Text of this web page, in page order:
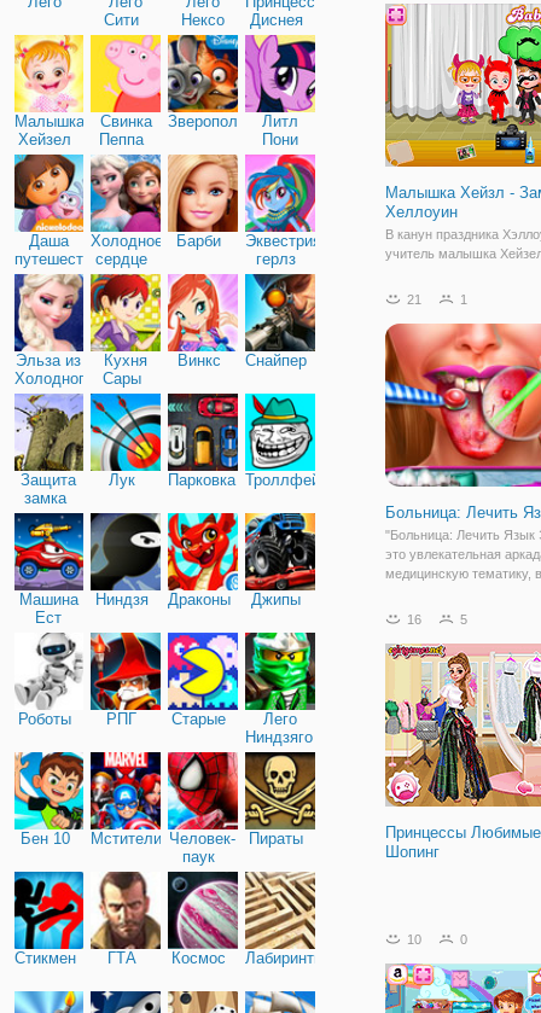
Сити
Нексо
Найтс
Диснея
Малышка
Хейзел
Свинка
Пеппа
Зверополис
Литл
Пони
Дружба
Даша
путешественница
Холодное
сердце
Барби
Эквестрия
герлз
Эльза из
Холодного
сердца
Кухня
Сары
Винкс Снайпер
Защита
замка
Лук Парковка Троллфейс
Машина
Ест
Машину
Ниндзя Драконы Джипы
Роботы РПГ Старые
Лего
Ниндзяго
Бен 10 Мстители Человек-
паук
Пираты
Стикмен ГТА Космос Лабиринты
Малышка Хейзл -
Хеллоуин
В канун праздника
учитель малышка
Хэллоуин. Замок
много сюрпризов и
Хейзел. Давайте
Хейзел для изучения
21 1
Больница: Лечить
"Больница: Лечить Язык
это увлекательная
медицинскую тематику,
героине стать провести
представлена в
графике и имеет простое
16 5
Принцессы
Шопинг
10 0